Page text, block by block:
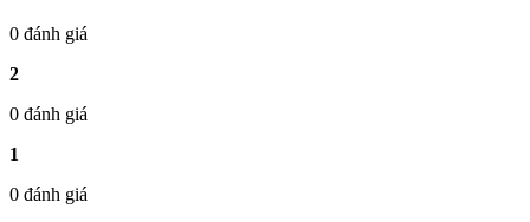
0 đánh giá
2
0 đánh giá
1
0 đánh giá